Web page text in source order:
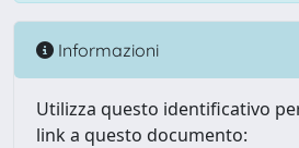
Informazioni
Utilizza questo identificativo
link a questo documento: